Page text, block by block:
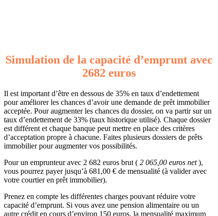
Simulation de la capacité d’emprunt avec
2682 euros
Il est important d’être en dessous de 35% en taux d’endettement
pour améliorer les chances d’avoir une demande de prêt immobilier
acceptée. Pour augmenter les chances du dossier, on va partir sur un
taux d’endettement de 33% (taux historique utilisé). Chaque dossier
est différent et chaque banque peut mettre en place des critères
d’acceptation propre à chacune. Faites plusieurs dossiers de prêts
immobilier pour augmenter vos possibilités.
Pour un emprunteur avec 2 682 euros brut ( 2 065,00 euros net),
vous pourrez payer jusqu’à 681,00 € de mensualité (à valider avec
votre courtier en prêt immobilier).
Prenez en compte les différentes charges pouvant réduire votre
capacité d’emprunt. Si vous avez une pension alimentaire ou un
autre crédit en cours d’environ 150 euros, la mensualité maximum